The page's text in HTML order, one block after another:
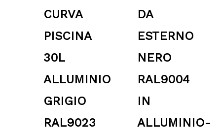
CURVA
PISCINA
30L
ALLUMINIO
GRIGIO
RAL9023
DA
ESTERNO
NERO
RAL9004
IN
ALLUMINIO-